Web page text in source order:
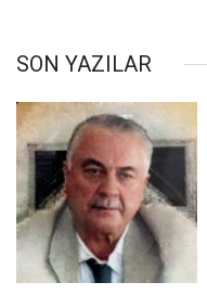
SON YAZILAR